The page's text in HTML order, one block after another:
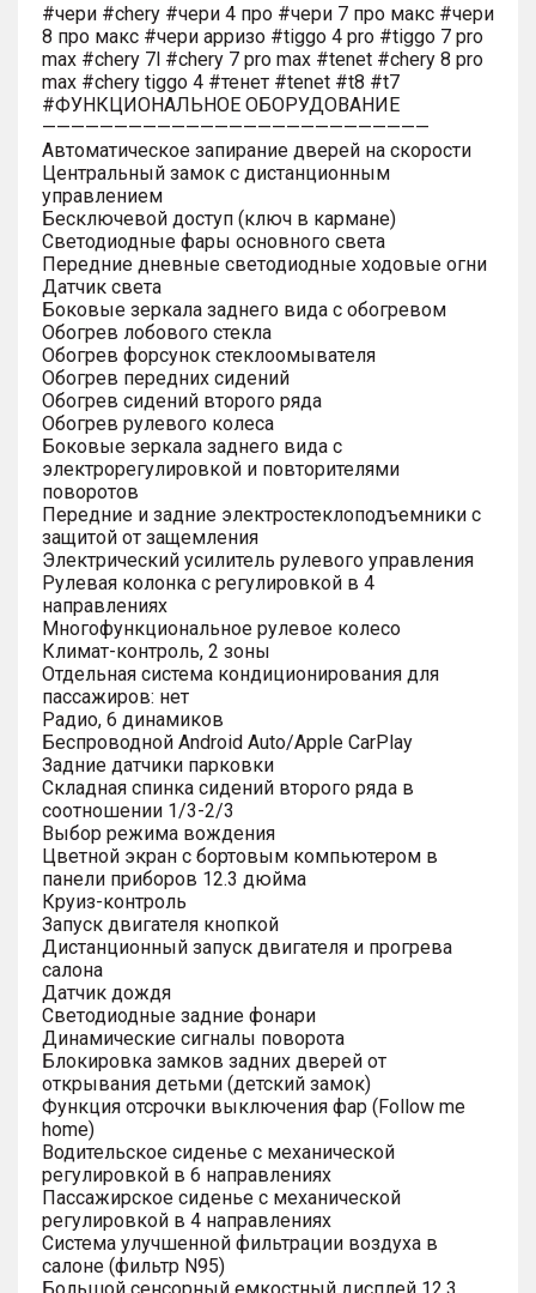
#чери #chery #чери 4 про #чери 7 про макс #чери
8 про макс #чери арризо #tiggo 4 pro #tiggo 7 pro
max #chery 7l #chery 7 pro max #tenet #chery 8 pro
max #chery tiggo 4 #тенет #tenet #t8 #t7
#ФУНКЦИОНАЛЬНОЕ ОБОРУДОВАНИЕ
———————————————————————————
Автоматическое запирание дверей на скорости
Центральный замок с дистанционным
управлением
Бесключевой доступ (ключ в кармане)
Светодиодные фары основного света
Передние дневные светодиодные ходовые огни
Датчик света
Боковые зеркала заднего вида с обогревом
Обогрев лобового стекла
Обогрев форсунок стеклоомывателя
Обогрев передних сидений
Обогрев сидений второго ряда
Обогрев рулевого колеса
Боковые зеркала заднего вида с
электрорегулировкой и повторителями
поворотов
Передние и задние электростеклоподъемники с
защитой от защемления
Электрический усилитель рулевого управления
Рулевая колонка с регулировкой в 4
направлениях
Многофункциональное рулевое колесо
Климат-контроль, 2 зоны
Отдельная система кондиционирования для
пассажиров: нет
Радио, 6 динамиков
Беспроводной Android Auto/Apple CarPlay
Задние датчики парковки
Складная спинка сидений второго ряда в
соотношении 1/3-2/3
Выбор режима вождения
Цветной экран с бортовым компьютером в
панели приборов 12.3 дюйма
Круиз-контроль
Запуск двигателя кнопкой
Дистанционный запуск двигателя и прогрева
салона
Датчик дождя
Светодиодные задние фонари
Динамические сигналы поворота
Блокировка замков задних дверей от
открывания детьми (детский замок)
Функция отсрочки выключения фар (Follow me
home)
Водительское сиденье с механической
регулировкой в 6 направлениях
Пассажирское сиденье с механической
регулировкой в 4 направлениях
Система улучшенной фильтрации воздуха в
салоне (фильтр N95)
Большой сенсорный емкостный дисплей 12.3